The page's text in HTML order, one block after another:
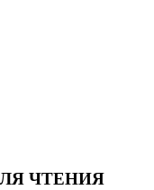
ЧТЕНИЯ